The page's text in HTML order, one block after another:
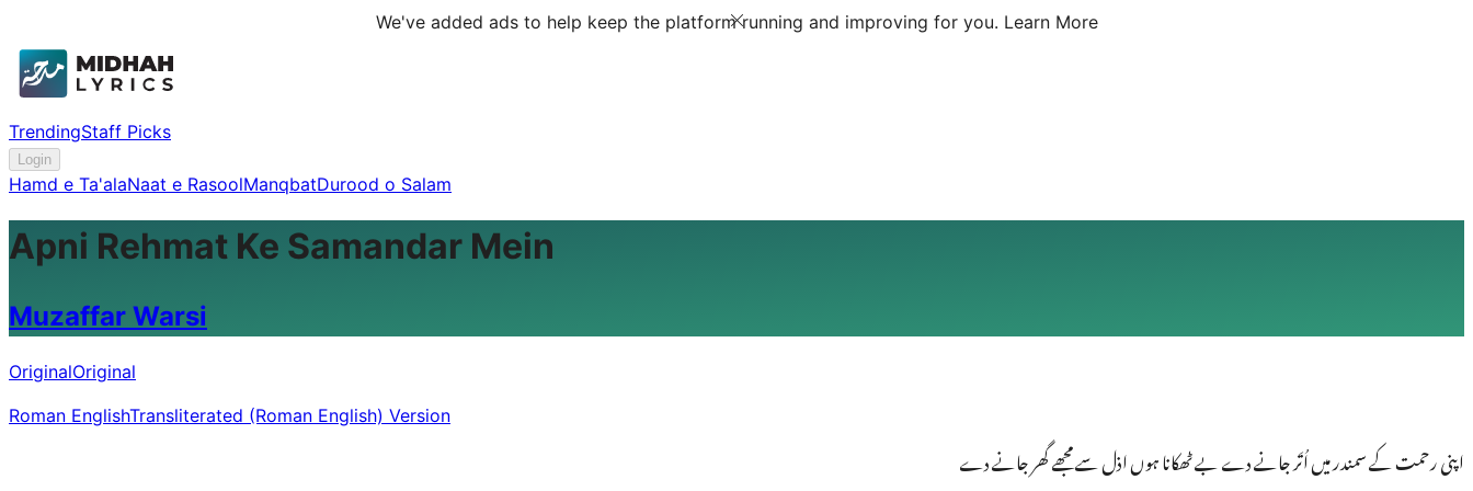
We've added ads to help keep the platform running and improving for you. Learn More
TrendingStaff Picks
Login
Hamd e Ta'alaNaat e RasoolManqbatDurood o Salam
Apni Rehmat Ke Samandar Mein
Muzaffar Warsi
OriginalOriginal
Roman EnglishTransliterated (Roman English) Version
اپنی رحمت كے سمندر میں اُتَر جانے دے بے ٹھکانا ہوں اذل سے مجھے گھر جانے دے